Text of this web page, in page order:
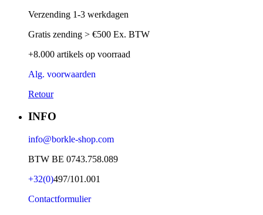
Verzending 1-3 werkdagen
Gratis zending > €500 Ex. BTW
+8.000 artikels op voorraad
Alg. voorwaarden
Retour
INFO
info@borkle-shop.com
BTW BE 0743.758.089
+32(0)497/101.001
Contactformulier